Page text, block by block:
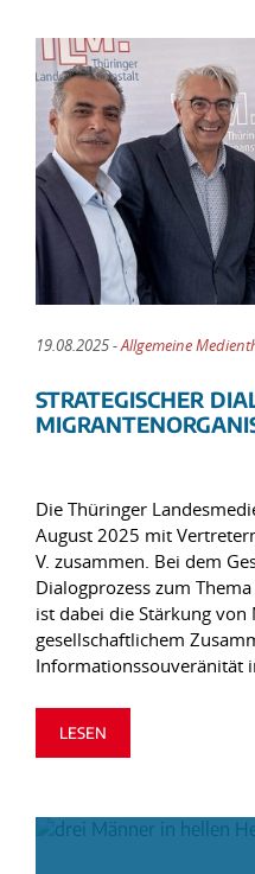
19.08.2025 -Allgemeine
STRATEGISCHER
Die Thüringer
August 2025 mit
V. zusammen. Bei dem
Dialogprozess zum
ist dabei die Stärkung
gesellschaftlichem
Informationssouveränität
LESEN